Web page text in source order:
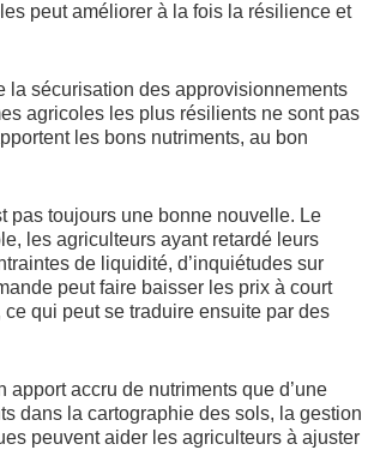
peut améliorer à la fois la résilience et
la sécurisation des approvisionnements
agricoles les plus résilients ne sont pas
les bons nutriments, au bon
pas toujours une bonne nouvelle. Le
les agriculteurs ayant retardé leurs
de liquidité, d’inquiétudes sur
peut faire baisser les prix à court
qui peut se traduire ensuite par des
apport accru de nutriments que d’une
dans la cartographie des sols, la gestion
peuvent aider les agriculteurs à ajuster